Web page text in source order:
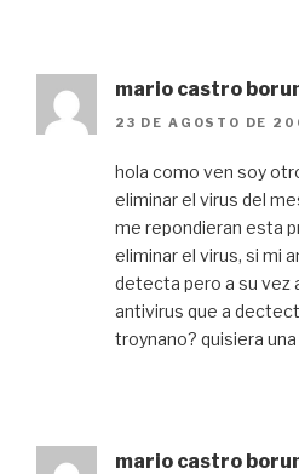
mario castro
23 DE AGOSTO DE
hola como ven soy
eliminar el virus del
me repondieran esta
eliminar el virus, si mi
detecta pero a su vez
antivirus que a
troynano? quisiera
mario castro